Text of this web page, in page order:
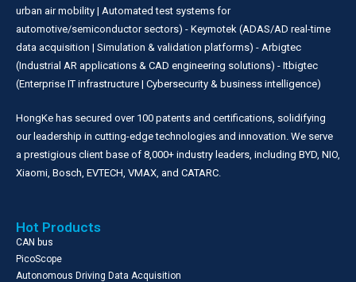
urban air mobility | Automated test systems for
automotive/semiconductor sectors) - Keymotek (ADAS/AD real-time
data acquisition | Simulation & validation platforms) - Arbigtec
(Industrial AR applications & CAD engineering solutions) - Itbigtec
(Enterprise IT infrastructure | Cybersecurity & business intelligence)
HongKe has secured over 100 patents and certifications, solidifying
our leadership in cutting-edge technologies and innovation. We serve
a prestigious client base of 8,000+ industry leaders, including BYD, NIO,
Xiaomi, Bosch, EVTECH, VMAX, and CATARC.
Hot Products
CAN bus
PicoScope
Autonomous Driving Data Acquisition